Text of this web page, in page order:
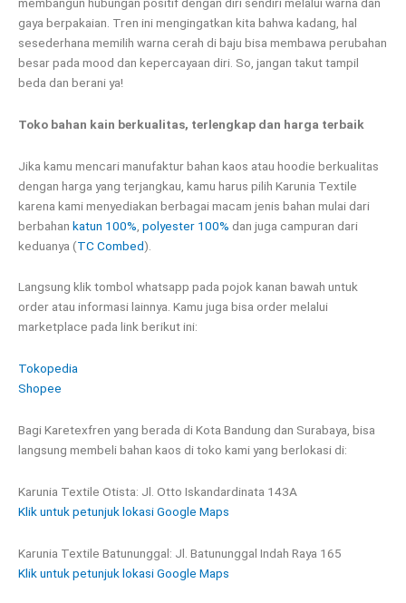
gaya berpakaian. Tren ini mengingatkan kita bahwa kadang, hal
sesederhana memilih warna cerah di baju bisa membawa perubahan
besar pada mood dan kepercayaan diri. So, jangan takut tampil
beda dan berani ya!
Toko bahan kain berkualitas, terlengkap dan harga terbaik
Jika kamu mencari manufaktur bahan kaos atau hoodie berkualitas
dengan harga yang terjangkau, kamu harus pilih Karunia Textile
karena kami menyediakan berbagai macam jenis bahan mulai dari
berbahan katun 100% polyester 100% dan juga campuran dari
keduanya (TC Combed).
Langsung klik tombol whatsapp pada pojok kanan bawah untuk
order atau informasi lainnya. Kamu juga bisa order melalui
marketplace pada link berikut ini:
Tokopedia
Shopee
Bagi Karetexfren yang berada di Kota Bandung dan Surabaya, bisa
langsung membeli bahan kaos di toko kami yang berlokasi di:
Karunia Textile Otista: Jl. Otto Iskandardinata 143A
Klik untuk petunjuk lokasi Google Maps
Karunia Textile Batununggal: Jl. Batununggal Indah Raya 165
Klik untuk petunjuk lokasi Google Maps